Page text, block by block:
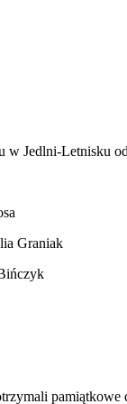
Jedlni-Letnisku
Graniak